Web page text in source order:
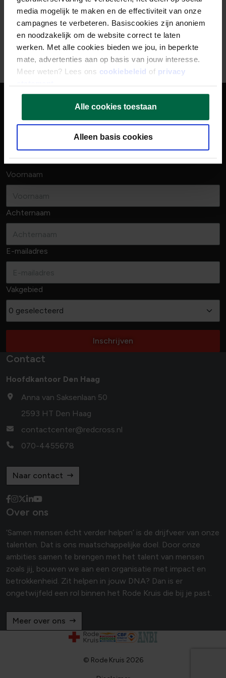
media mogelijk te maken en de effectiviteit van onze
campagnes te verbeteren. Basiscookies zijn anoniem
en noodzakelijk om de website correct te laten
werken. Met alle cookies bieden we jou, in beperkte
mate, advertenties aan op basis van jouw interesse.
Meer weten? Lees ons cookiebeleid of privacy
Alle cookies toestaan
Alleen basis cookies
Lees meer
1 2 3 … 6
Jouw ideale vacature niet kunnen
Schrijf je in voor onze vacature alert en je bent als eerste
op de hoogte wanneer wij een nieuwe vacature in jouw
vakgebied openen!
Voornaam
Achternaam
E-mailadres
Vakgebied
0 geselecteerd
Inschrijven
Contact
Hoofdkantoor Den Haag
Anna van Saksenlaan 50
2593 HT Den Haag
contactcenter@redcross.nl
070-4455678
Naar contact
Over ons
‘Samen mensen écht verder helpen’ is de drijfveer van onze
talenten. Dat is ons maatschappelijke doel. Door onze
ambities samen te brengen met het talent van mensen
zoals jij, bouwen we aan een organisatie met impact en
betrokkenheid. Zit helpen in jouw DNA? Dan is er
ongetwijfeld een rol binnen het Rode Kruis die bij je past.
Meer over ons
© Rode Kruis 2026